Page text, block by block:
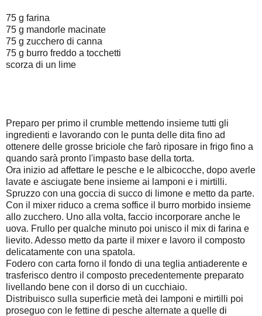
75 g farina
75 g mandorle macinate
75 g zucchero di canna
75 g burro freddo a tocchetti
scorza di un lime
Preparo per primo il crumble mettendo insieme tutti gli
ingredienti e lavorando con le punta delle dita fino ad
ottenere delle grosse briciole che farò riposare in frigo fino a
quando sarà pronto l'impasto base della torta.
Ora inizio ad affettare le pesche e le albicocche, dopo averle
lavate e asciugate bene insieme ai lamponi e i mirtilli.
Spruzzo con una goccia di succo di limone e metto da parte.
Con il mixer riduco a crema soffice il burro morbido insieme
allo zucchero. Uno alla volta, faccio incorporare anche le
uova. Frullo per qualche minuto poi unisco il mix di farina e
lievito. Adesso metto da parte il mixer e lavoro il composto
delicatamente con una spatola.
Fodero con carta forno il fondo di una teglia antiaderente e
trasferisco dentro il composto precedentemente preparato
livellando bene con il dorso di un cucchiaio.
Distribuisco sulla superficie metà dei lamponi e mirtilli poi
proseguo con le fettine di pesche alternate a quelle di